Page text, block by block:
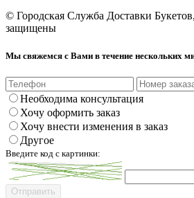
© Городская Служба Доставки
защищены
Мы свяжемся с Вами в течение нескольких
Необходима консультация
Хочу оформить заказ
Хочу внести изменения в заказ
Другое
Введите код с картинки:
Отправить